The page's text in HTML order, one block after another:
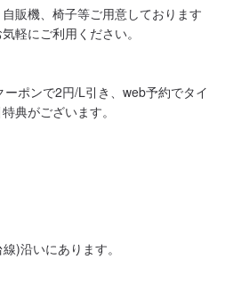
販機、椅子等ご用意しております
軽にご利用ください。
ポンで2円/L引き、web予約でタイ
典がございます。
)沿いにあります。